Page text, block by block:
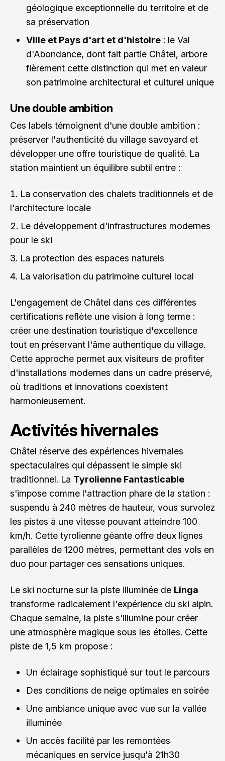
géologique exceptionnelle du territoire et de
sa préservation
Ville et Pays d'art et d'histoire : le Val
d'Abondance, dont fait partie Châtel, arbore
fièrement cette distinction qui met en valeur
son patrimoine architectural et culturel unique
Une double ambition
Ces labels témoignent d'une double ambition :
préserver l'authenticité du village savoyard et
développer une offre touristique de qualité. La
station maintient un équilibre subtil entre :
La conservation des chalets traditionnels et de
l'architecture locale
Le développement d'infrastructures modernes
pour le ski
La protection des espaces naturels
La valorisation du patrimoine culturel local
L'engagement de Châtel dans ces différentes
certifications reflète une vision à long terme :
créer une destination touristique d'excellence
tout en préservant l'âme authentique du village.
Cette approche permet aux visiteurs de profiter
d'installations modernes dans un cadre préservé,
où traditions et innovations coexistent
harmonieusement.
Activités hivernales
Châtel réserve des expériences hivernales
spectaculaires qui dépassent le simple ski
traditionnel. La Tyrolienne Fantasticable
s'impose comme l'attraction phare de la station :
suspendu à 240 mètres de hauteur, vous survolez
les pistes à une vitesse pouvant atteindre 100
km/h. Cette tyrolienne géante offre deux lignes
parallèles de 1200 mètres, permettant des vols en
duo pour partager ces sensations uniques.
Le ski nocturne sur la piste illuminée de Linga
transforme radicalement l'expérience du ski alpin.
Chaque semaine, la piste s'illumine pour créer
une atmosphère magique sous les étoiles. Cette
piste de 1,5 km propose :
Un éclairage sophistiqué sur tout le parcours
Des conditions de neige optimales en soirée
Une ambiance unique avec vue sur la vallée
illuminée
Un accès facilité par les remontées
mécaniques en service jusqu'à 21h30